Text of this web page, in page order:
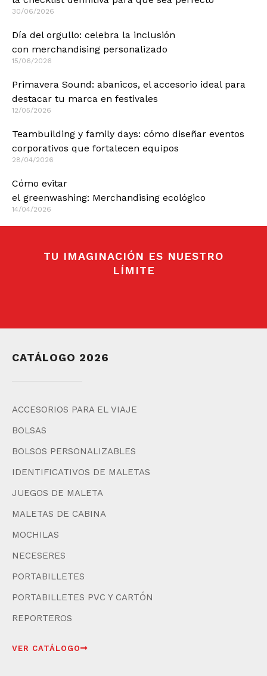
30/06/2026
Día del orgullo: celebra la inclusión
con merchandising personalizado
15/06/2026
Primavera Sound: abanicos, el accesorio ideal para
destacar tu marca en festivales
12/05/2026
Teambuilding y family days: cómo diseñar eventos
corporativos que fortalecen equipos
28/04/2026
Cómo evitar
el greenwashing: Merchandising ecológico
14/04/2026
TU IMAGINACIÓN ES NUESTRO
LÍMITE
CATÁLOGO 2026
ACCESORIOS PARA EL VIAJE
BOLSAS
BOLSOS PERSONALIZABLES
IDENTIFICATIVOS DE MALETAS
JUEGOS DE MALETA
MALETAS DE CABINA
MOCHILAS
NECESERES
PORTABILLETES
PORTABILLETES PVC Y CARTÓN
REPORTEROS
VER CATÁLOGO